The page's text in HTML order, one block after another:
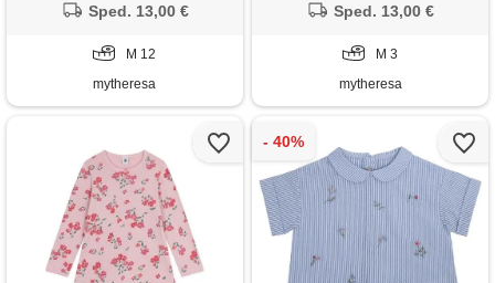
Sped. 13,00 €
M 12
mytheresa
Sped. 13,00 €
M 3
mytheresa